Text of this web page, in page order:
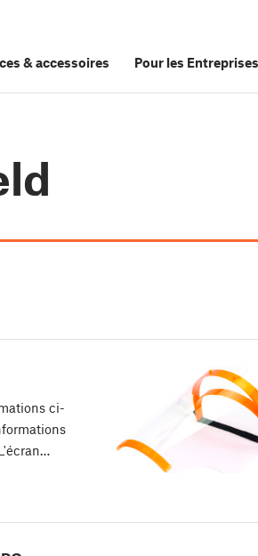
&accessoires Pour les Entreprises
ci-